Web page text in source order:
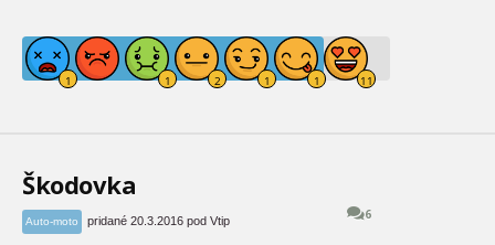
Škodovka
6
Auto-moto pridané 20.3.2016 pod Vtip